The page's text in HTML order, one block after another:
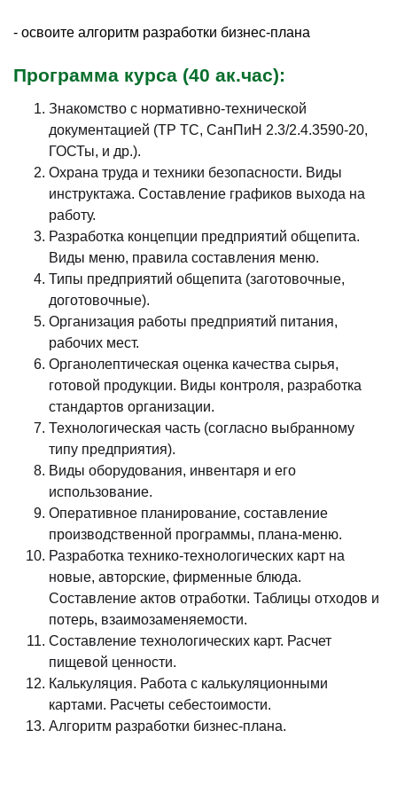
- освоите алгоритм разработки бизнес-плана
Программа курса (40 ак.час):
Знакомство с нормативно-технической
документацией (ТР ТС, СанПиН 2.3/2.4.3590-20,
ГОСТы, и др.).
Охрана труда и техники безопасности. Виды
инструктажа. Составление графиков выхода на
работу.
Разработка концепции предприятий общепита.
Виды меню, правила составления меню.
Типы предприятий общепита (заготовочные,
доготовочные).
Организация работы предприятий питания,
рабочих мест.
Органолептическая оценка качества сырья,
готовой продукции. Виды контроля, разработка
стандартов организации.
Технологическая часть (согласно выбранному
типу предприятия).
Виды оборудования, инвентаря и его
использование.
Оперативное планирование, составление
производственной программы, плана-меню.
Разработка технико-технологических карт на
новые, авторские, фирменные блюда.
Составление актов отработки. Таблицы отходов и
потерь, взаимозаменяемости.
Составление технологических карт. Расчет
пищевой ценности.
Калькуляция. Работа с калькуляционными
картами. Расчеты себестоимости.
Алгоритм разработки бизнес-плана.